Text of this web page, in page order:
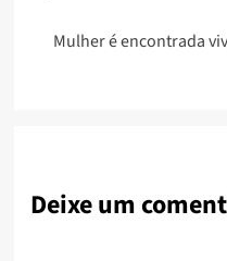
Mulher é encontrada
Deixe um